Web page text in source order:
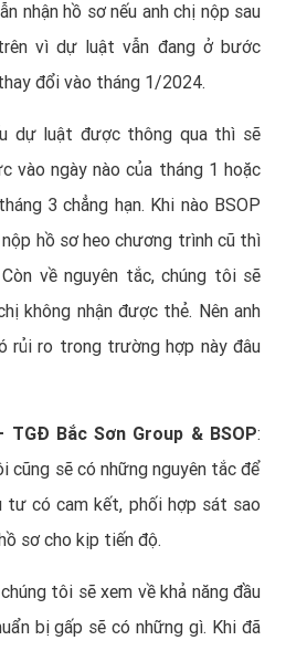
nhận hồ sơ nếu anh chị nộp sau
vì dự luật vẫn đang ở bước
đổi vào tháng 1/2024.
dự luật được thông qua thì sẽ
vào ngày nào của tháng 1 hoặc
3 chẳng hạn. Khi nào BSOP
hồ sơ heo chương trình cũ thì
về nguyên tắc, chúng tôi sẽ
không nhận được thẻ. Nên anh
rủi ro trong trường hợp này đâu
TGĐ Bắc Sơn Group & BSOP:
cũng sẽ có những nguyên tắc để
tư có cam kết, phối hợp sát sao
sơ cho kịp tiến độ.
tôi sẽ xem về khả năng đầu
bị gấp sẽ có những gì. Khi đã